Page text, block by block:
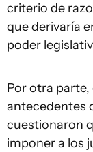
criterio de
que derivaría
poder
Por otra
antecedentes
cuestionaron
imponer a los